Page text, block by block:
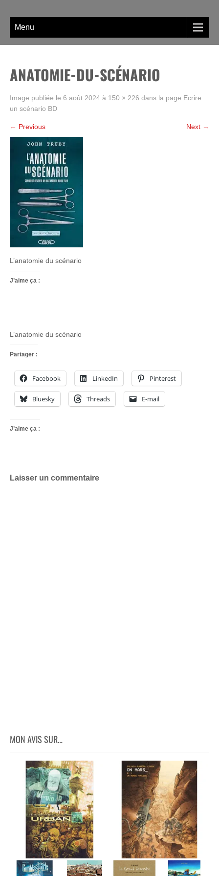
contentMenu
ANATOMIE-DU-SCÉNARIO
Image publiée le 6 août 2024 à 150 × 226 dans la page Ecrire
un scénario BD
← Previous Next →
L’anatomie du scénario
J’aime ça :
L’anatomie du scénario
Partager :
Facebook LinkedIn Pinterest
Bluesky Threads E-mail
J’aime ça :
Laisser un commentaire
MON AVIS SUR…